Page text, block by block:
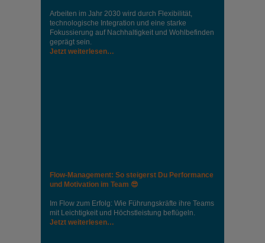
Arbeiten im Jahr 2030 wird durch Flexibilität,
technologische Integration und eine starke
Fokussierung auf Nachhaltigkeit und Wohlbefinden
geprägt sein.
Jetzt weiterlesen…
Flow-Management: So steigerst Du Performance
und Motivation im Team 😎
Im Flow zum Erfolg: Wie Führungskräfte ihre Teams
mit Leichtigkeit und Höchstleistung beflügeln.
Jetzt weiterlesen…